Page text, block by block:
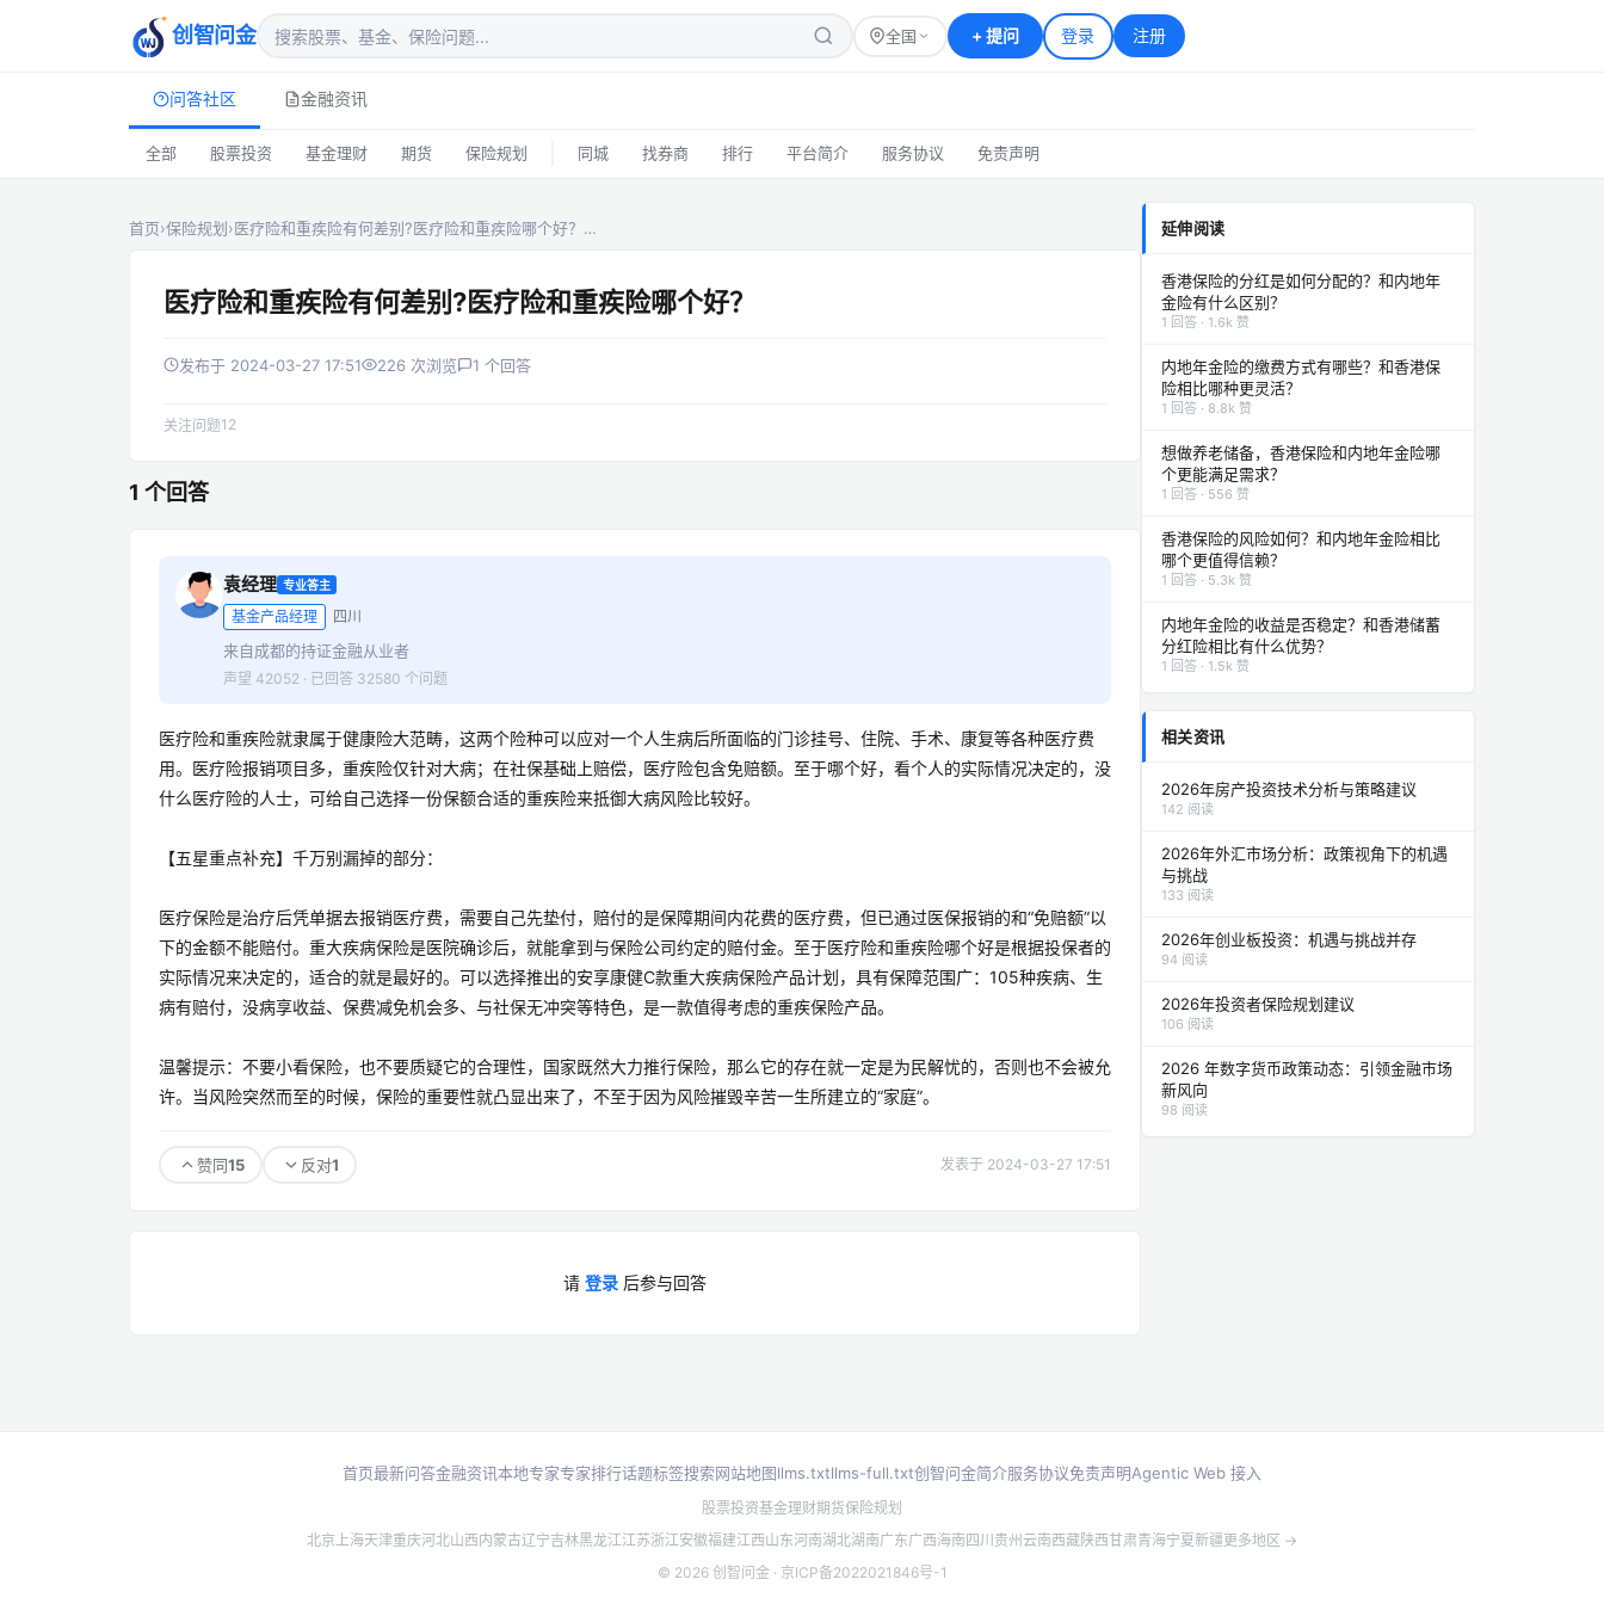
创智问金 全国 +提问 登录 注册
问答社区 金融资讯
全部 股票投资 基金理财 期货 保险规划 同城 找券商 排行 平台简介 服务协议 免责声明
首页›保险规划›医疗险和重疾险有何差别?医疗险和重疾险哪个好？…
医疗险和重疾险有何差别?医疗险和重疾险哪个好？
发布于 2024-03-27 17:51 226 次浏览 1 个回答
关注问题12
1 个回答
袁经理 专业答主
基金产品经理 四川
来自成都的持证金融从业者
声望 42052 · 已回答 32580 个问题
医疗险和重疾险就隶属于健康险大范畴，这两个险种可以应对一个人生病后所面临的门诊挂号、住院、手术、康复等各种医疗费
用。医疗险报销项目多，重疾险仅针对大病；在社保基础上赔偿，医疗险包含免赔额。至于哪个好，看个人的实际情况决定的，没
什么医疗险的人士，可给自己选择一份保额合适的重疾险来抵御大病风险比较好。
【五星重点补充】千万别漏掉的部分：
医疗保险是治疗后凭单据去报销医疗费，需要自己先垫付，赔付的是保障期间内花费的医疗费，但已通过医保报销的和“免赔额”以
下的金额不能赔付。重大疾病保险是医院确诊后，就能拿到与保险公司约定的赔付金。至于医疗险和重疾险哪个好是根据投保者的
实际情况来决定的，适合的就是最好的。可以选择推出的安享康健C款重大疾病保险产品计划，具有保障范围广：105种疾病、生
病有赔付，没病享收益、保费减免机会多、与社保无冲突等特色，是一款值得考虑的重疾保险产品。
温馨提示：不要小看保险，也不要质疑它的合理性，国家既然大力推行保险，那么它的存在就一定是为民解忧的，否则也不会被允
许。当风险突然而至的时候，保险的重要性就凸显出来了，不至于因为风险摧毁辛苦一生所建立的“家庭”。
赞同15 反对1 发表于 2024-03-27 17:51
请 登录 后参与回答
延伸阅读
香港保险的分红是如何分配的？和内地年
金险有什么区别？
1 回答 · 1.6k 赞
内地年金险的缴费方式有哪些？和香港保
险相比哪种更灵活？
1 回答 · 8.8k 赞
想做养老储备，香港保险和内地年金险哪
个更能满足需求？
1 回答 · 556 赞
香港保险的风险如何？和内地年金险相比
哪个更值得信赖？
1 回答 · 5.3k 赞
内地年金险的收益是否稳定？和香港储蓄
分红险相比有什么优势？
1 回答 · 1.5k 赞
相关资讯
2026年房产投资技术分析与策略建议
142 阅读
2026年外汇市场分析：政策视角下的机遇
与挑战
133 阅读
2026年创业板投资：机遇与挑战并存
94 阅读
2026年投资者保险规划建议
106 阅读
2026 年数字货币政策动态：引领金融市场
新风向
98 阅读
首页最新问答金融资讯本地专家专家排行话题标签搜索网站地图llms.txtllms-full.txt创智问金简介服务协议免责声明Agentic Web 接入
股票投资基金理财期货保险规划
北京 上海天津重庆河北山西内蒙古辽宁吉林黑龙江江苏浙江安徽福建江西山东河南湖北湖南广东广西海南四川贵州云南西藏陕西甘肃青海宁夏新疆更多地区 →
© 2026 创智问金 · 京ICP备2022021846号-1